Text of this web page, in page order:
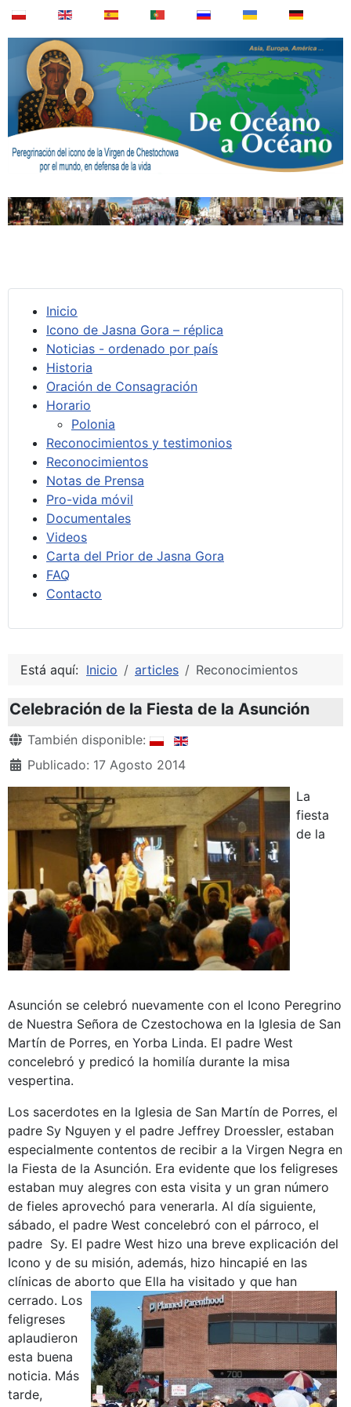
Inicio
Icono de Jasna Gora – réplica
Noticias - ordenado por país
Historia
Oración de Consagración
Horario
Polonia
Reconocimientos y testimonios
Reconocimientos
Notas de Prensa
Pro-vida móvil
Documentales
Videos
Carta del Prior de Jasna Gora
FAQ
Contacto
Está aquí: Inicio articles Reconocimientos
Celebración de la Fiesta de la Asunción
Detalles
También disponible:
Publicado: 17 Agosto 2014
La
fiesta
de la
Asunción se celebró nuevamente con el Icono Peregrino
de Nuestra Señora de Czestochowa en la Iglesia de San
Martín de Porres, en Yorba Linda. El padre West
concelebró y predicó la homilía durante la misa
vespertina.
Los sacerdotes en la Iglesia de San Martín de Porres, el
padre Sy Nguyen y el padre Jeffrey Droessler, estaban
especialmente contentos de recibir a la Virgen Negra en
la Fiesta de la Asunción. Era evidente que los feligreses
estaban muy alegres con esta visita y un gran número
de fieles aprovechó para venerarla. Al día siguiente,
sábado, el padre West concelebró con el párroco, el
padre Sy. El padre West hizo una breve explicación del
Icono y de su misión, además, hizo hincapié en las
clínicas de aborto que Ella ha visitado y que han
cerrado. Los
feligreses
aplaudieron
esta buena
noticia. Más
tarde,